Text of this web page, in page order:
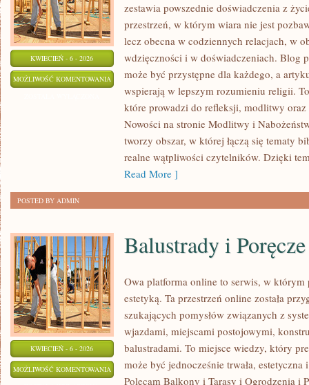
KWIECIEŃ - 6 - 2026
MOŻLIWOŚĆ KOMENTOWANIA MODLITWY
NABOŻEŃSTWA
zestawia powszednie doświadczenia z
przestrzeń, w którym wiara nie jest
lecz obecna w codziennych relacjach, w
wdzięczności i w doświadczeniach. Blog
może być przystępne dla każdego, a
wspierają w lepszym rozumieniu religii.
które prowadzi do refleksji, modlitwy
Nowości na stronie Modlitwy i
tworzy obszar, w której łączą się tematy
realne wątpliwości czytelników. Dzięki
Read More ]
POSTED BY ADMIN
KWIECIEŃ - 6 - 2026
MOŻLIWOŚĆ KOMENTOWANIA BALUSTRADY
Balustrady i Poręcze
Owa platforma online to serwis, w którym
estetyką. Ta przestrzeń online została
szukających pomysłów związanych z
wjazdami, miejscami postojowymi,
balustradami. To miejsce wiedzy, który
może być jednocześnie trwała,
Polecam Balkony i Tarasy i Ogrodzenia i